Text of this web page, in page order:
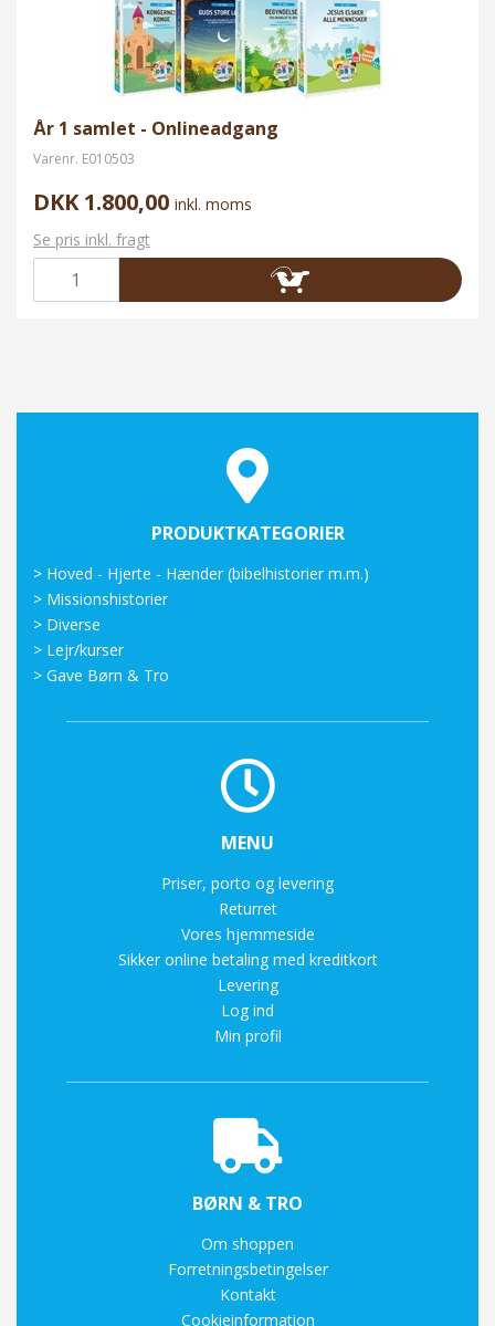
År 1 samlet - Onlineadgang
Varenr. E010503
DKK 1.800,00 inkl. moms
Se pris inkl. fragt
PRODUKTKATEGORIER
> Hoved - Hjerte - Hænder (bibelhistorier m.m.)
> Missionshistorier
> Diverse
> Lejr/kurser
> Gave Børn & Tro
MENU
Priser, porto og levering
Returret
Vores hjemmeside
Sikker online betaling med kreditkort
Levering
Log ind
Min profil
BØRN & TRO
Om shoppen
Forretningsbetingelser
Kontakt
Cookieinformation